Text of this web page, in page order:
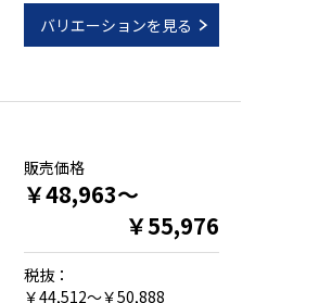
バリエーションを見る
販売価格
￥48,963～
￥55,976
税抜：
￥44,512～￥50,888